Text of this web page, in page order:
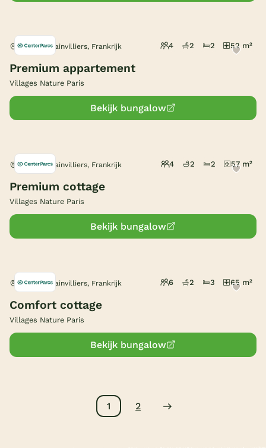
Bailly-Romainvilliers, Frankrijk 4 2 2 52 m²
Premium appartement
Villages Nature Paris
Bekijk bungalow
Bailly-Romainvilliers, Frankrijk 4 2 2 57 m²
Premium cottage
Villages Nature Paris
Bekijk bungalow
Bailly-Romainvilliers, Frankrijk 6 2 3 65 m²
Comfort cottage
Villages Nature Paris
Bekijk bungalow
1 2